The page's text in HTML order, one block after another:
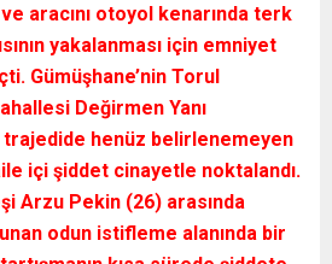
aracını otoyol kenarında terk
yakalanması için emniyet
Gümüşhane’nin Torul
Değirmen Yanı
henüz belirlenemeyen
içi şiddet cinayetle noktalandı.
Arzu Pekin (26) arasında
odun istifleme alanında bir